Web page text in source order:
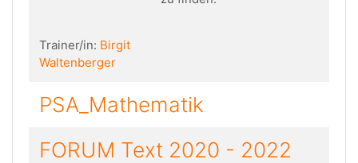
Trainer/in: Birgit
Waltenberger
PSA_Mathematik
FORUM Text 2020 - 2022